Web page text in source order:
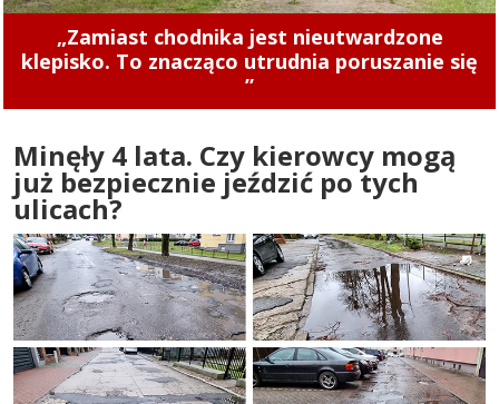
Concordia u siebie z Naki Olsztyn. Wygraj
rower!
Minęły 4 lata. Czy kierowcy mogą
już bezpiecznie jeździć po tych
ulicach?